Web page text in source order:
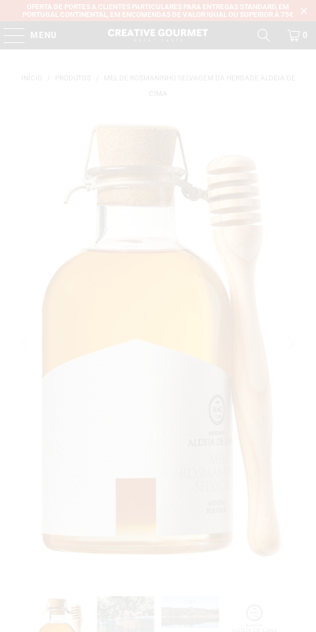
OFERTA DE PORTES A CLIENTES PARTICULARES PARA ENTREGAS STANDARD, EM
PORTUGAL CONTINENTAL, EM ENCOMENDAS DE VALOR IGUAL OU SUPERIOR A 75€
MENU 0
PRODUTOS
MEL DE ROSMANINHO SELVAGEM DA HERDADE ALDEIA DE
CIMA